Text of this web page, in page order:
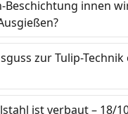
Beschichtung innen
zur Tulip-
ist verbaut – 18/